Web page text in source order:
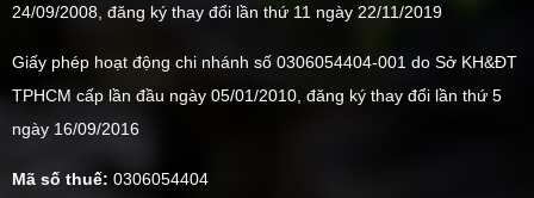
24/09/2008, đăng ký thay đổi lần thứ 11 ngày 22/11/2019
Giấy phép hoạt động chi nhánh số 0306054404-001 do Sở KH&ĐT
TPHCM cấp lần đầu ngày 05/01/2010, đăng ký thay đổi lần thứ 5
ngày 16/09/2016
Mã số thuế: 0306054404